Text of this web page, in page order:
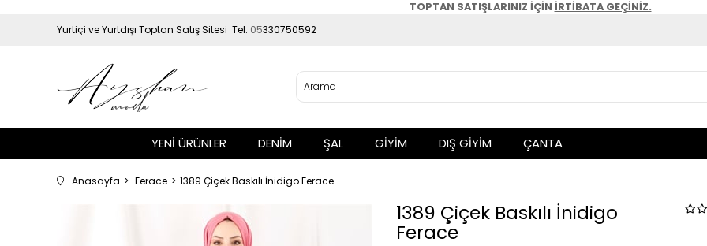
TOPTAN SATIŞLARINIZ İÇİN İRTİBATA GEÇİNİZ.
Yurtiçi ve Yurtdışı Toptan Satış Sitesi Tel: 05330750592
YENİ ÜRÜNLER DENİM ŞAL GİYİM DIŞ GİYİM ÇANTA
Anasayfa Ferace 1389 Çiçek Baskılı İnidigo Ferace
1389 Çiçek Baskılı İnidigo
Ferace